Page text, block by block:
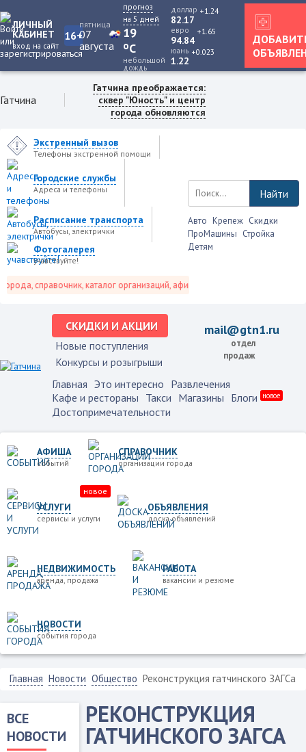
ЛИЧНЫЙ
КАБИНЕТ
вход на сайт
16+
пятница
07
августа
прогноз
на 5 дней
19
oC
небольшой
дождь
доллар
82.17
+1.24
евро
94.84
+1.65
юань
1.22
+0.023
Гатчина
Гатчина преображается:
сквер "Юность" и центр
города обновляются
Экстренный вызов
Телефоны экстренной помощи
Городские службы
Адреса и телефоны
Расписание транспорта
Автобусы, электрички
Фотогалерея
учавствуйте!
справочник, каталог организаций, афиша событий и не только это.
Найти
Авто Крепеж Скидки
ПроМашины Стройка
Детям
СКИДКИ И АКЦИИ
Новые поступления
Конкурсы и розыгрыши
mail@gtn1.ru
отдел
продаж
Главная Это интересно Развлечения
Кафе и рестораны Такси Магазины Блоги новое
Достопримечательности
АФИША
событий
СПРАВОЧНИК
организации города
УСЛУГИ
сервисы и услуги
новое
ОБЪЯВЛЕНИЯ
доска объявлений
НЕДВИЖИМОСТЬ
аренда, продажа
РАБОТА
вакансии и резюме
НОВОСТИ
события города
Главная Новости Общество Реконструкция гатчинского ЗАГСа
ВСЕ
НОВОСТИ
РЕКОНСТРУКЦИЯ
ГАТЧИНСКОГО ЗАГСА